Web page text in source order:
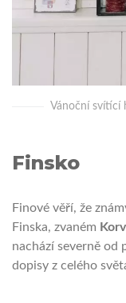
Vánoční svítící
Finsko
Finové věří, že
Finska, zvaném
nachází severně od
dopisy z celého